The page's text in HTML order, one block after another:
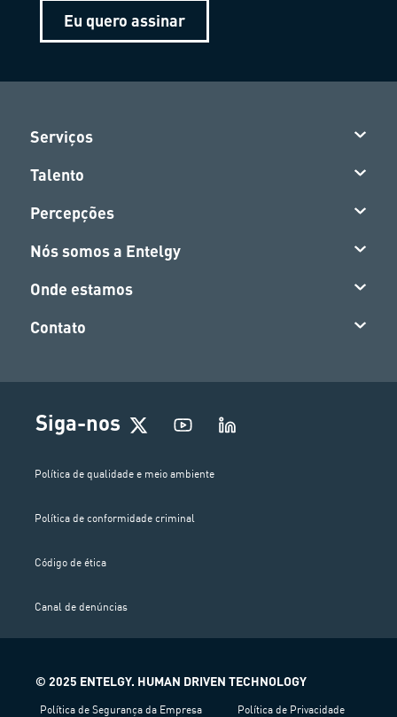
Eu quero assinar
Serviços
Talento
Percepções
Nós somos a Entelgy
Onde estamos
Contato
Siga-nos
Política de qualidade e meio ambiente
Política de conformidade criminal
Código de ética
Canal de denúncias
© 2025 ENTELGY. HUMAN DRIVEN TECHNOLOGY
Política de Segurança da Empresa Política de Privacidade